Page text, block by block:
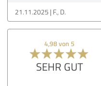
21.11.2025 F., D.
4,98 von 5
SEHR GUT